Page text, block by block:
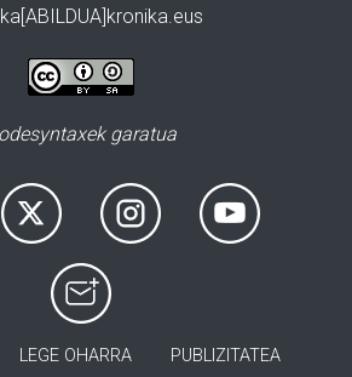
garatua
LEGE OHARRA PUBLIZITATEA